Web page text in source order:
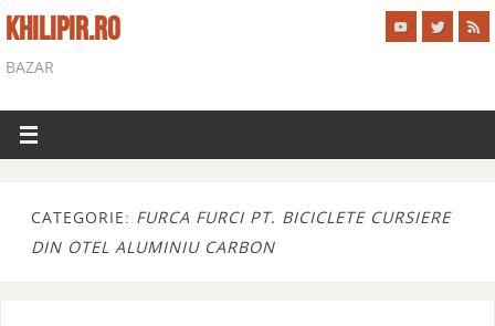
KHILIPIR.RO
BAZAR
CATEGORIE: FURCA FURCI PT. BICICLETE CURSIERE
DIN OTEL ALUMINIU CARBON